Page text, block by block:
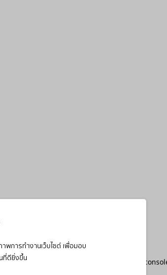
พการทำงานเว็บไซต์ เพื่อมอบ
ที่ดียิ่งขึ้น
loading browser